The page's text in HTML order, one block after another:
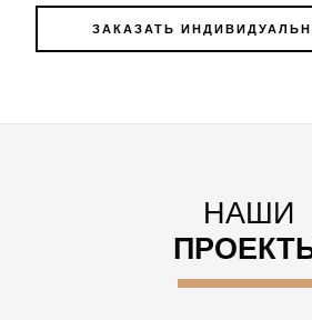
ЗАКАЗАТЬ
НАШИ